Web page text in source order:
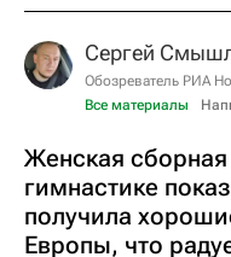
Сергей
Обозреватель РИА
Все материалы
Женская
гимнастике
получила
Европы, что